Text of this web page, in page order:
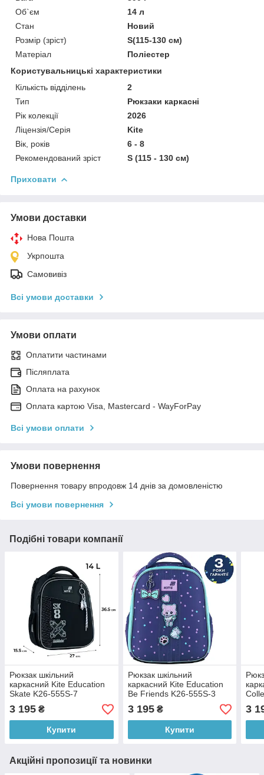
Об`єм
14 л
Стан
Новий
Розмір (зріст)
S(115-130 см)
Матеріал
Поліестер
Користувальницькі характеристики
Кількість відділень
2
Тип
Рюкзаки каркасні
Рік колекції
2026
Ліцензія/Серія
Kite
Вік, років
6 - 8
Рекомендований зріст
S (115 - 130 см)
Приховати
Умови доставки
Нова Пошта
Укрпошта
Самовивіз
Всі умови доставки
Умови оплати
Оплатити частинами
Післяплата
Оплата на рахунок
Оплата картою Visa, Mastercard - WayForPay
Всі умови оплати
Умови повернення
Повернення товару впродовж 14 днів за домовленістю
Всі умови повернення
Подібні товари компанії
Рюкзак шкільний
каркасний Kite Education
Skate K26-555S-7
3 195 ₴
Купити
Рюкзак шкільний
каркасний Kite Education
Be Friends K26-555S-3
3 195₴
Купити
3
Акційні пропозиції та новинки